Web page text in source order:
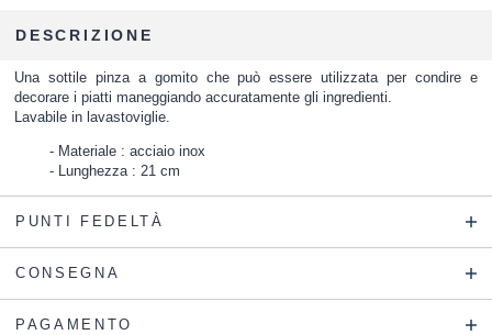
DESCRIZIONE
Una sottile pinza a gomito che può essere utilizzata per condire e
decorare i piatti maneggiando accuratamente gli ingredienti.
Lavabile in lavastoviglie.
Materiale : acciaio inox
Lunghezza : 21 cm
PUNTI FEDELTÀ
CONSEGNA
PAGAMENTO